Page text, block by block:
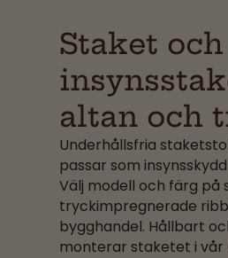
Staket och
altan och
Underhållsfria
passar som
Välj modell och färg
tryckimpregnerade
bygghandel. Hållbart
monterar staketet i vår